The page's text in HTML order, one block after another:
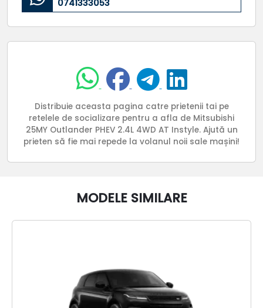
0741333053
Distribuie aceasta pagina catre prietenii tai pe
retelele de socializare pentru a afla de Mitsubishi
25MY Outlander PHEV 2.4L 4WD AT Instyle. Ajută un
prieten să fie mai repede la volanul noii sale mașini!
MODELE SIMILARE